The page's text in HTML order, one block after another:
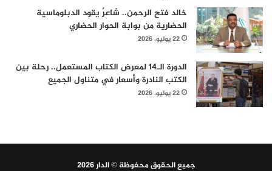
خالد فتح الرحمن.. شاعرٌ يقود الدبلوماسية
الحضارية من بوابة الحوار الحضاري
22 يوليو، 2026
الدورة الـ14 لمعرض الكتاب المستعمل.. رحلة بين
الكتب النادرة وأسعار في متناول الجميع
22 يوليو، 2026
جميع الحقوق محفوظة © الدار 2026